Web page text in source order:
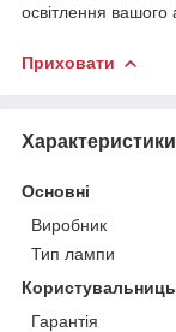
освітлення вашого
Приховати
Характеристики
Основні
Виробник
Тип лампи
Гарантія